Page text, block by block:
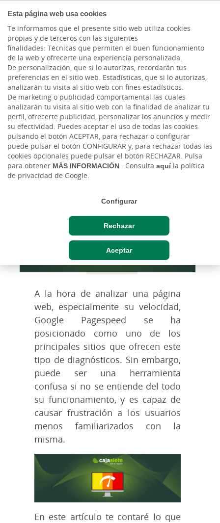
Esta página web usa cookies
Te informamos que el presente sitio web utiliza cookies
propias y de terceros con las siguientes
finalidades: Técnicas que permiten el buen funcionamiento
de la web y ofrecerte una experiencia personalizada.
De personalización, que si lo autorizas, recordarán tus
preferencias en el sitio web. Estadísticas, que si lo autorizas,
analizarán tu visita al sitio web con fines estadísticos.
De marketing o publicidad comportamental las cuales
analizarán tu visita al sitio web con la finalidad de analizar tu
perfil, ofrecerte publicidad, personalizar los anuncios y medir
su efectividad. Puedes aceptar el uso de todas las cookies
pulsando el botón ACEPTAR, para rechazar o configurar
puede pulsar el botón CONFIGURAR y, para rechazar todas las
cookies opcionales puede pulsar el botón RECHAZAR. Pulsa
para obtener MÁS INFORMACIÓN . Consulta aquíla política
de privacidad de Google.
Configurar
Rechazar
Aceptar
Actualidad
Por qué Pagespeed no
es la joya de la corona
Mar, 11/01/2022 - 12:00
A la hora de analizar una página
web, especialmente su velocidad,
Google Pagespeed se ha
posicionado como uno de los
principales sitios que ofrecen este
tipo de diagnósticos. Sin embargo,
puede ser una herramienta
confusa si no se entiende del todo
su funcionamiento, y es capaz de
causar frustración a los usuarios
menos familiarizados con la
misma.
En este artículo te contaré lo que